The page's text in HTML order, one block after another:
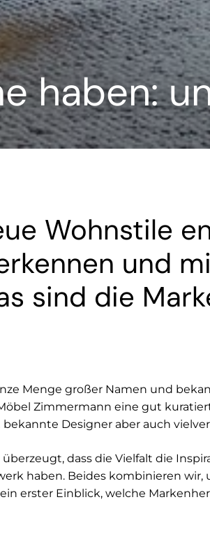
haben:
Wohnstile
und
sind die
Menge großer Namen und
Zimmermann eine gut
Designer aber auch
dass die Vielfalt die
haben. Beides kombinieren
erster Einblick, welche